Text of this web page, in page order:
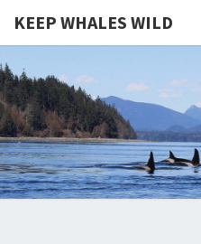
KEEP WHALES WILD